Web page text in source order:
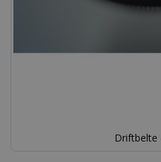
Driftbelte